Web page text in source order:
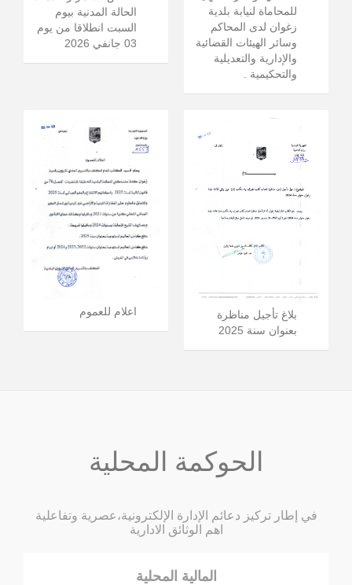
للمحاماة لنيابة بلدية
زغوان لدى المحاكم
وسائر الهيئات القضائية
والإدارية والتعديلية
والتحكيمية .
الحالة المدنية بيوم
السبت انطلاقا من يوم
03 جانفي 2026
بلاغ تأجيل مناظرة
بعنوان سنة 2025
اعلام للعموم
الحوكمة المحلية
في إطار تركيز دعائم الإدارة الإلكترونية،عصرية وتفاعلية
اهم الوثائق الادارية
المالية المحلية